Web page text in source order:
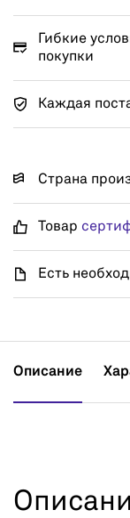
Гибкие
покупки
Каждая
Страна
Товар
Есть
Описание